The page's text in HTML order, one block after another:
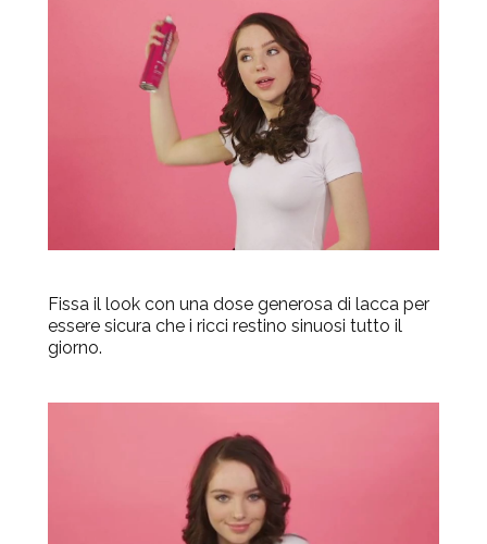
Fissa il look con una dose generosa di lacca per
essere sicura che i ricci restino sinuosi tutto il
giorno.